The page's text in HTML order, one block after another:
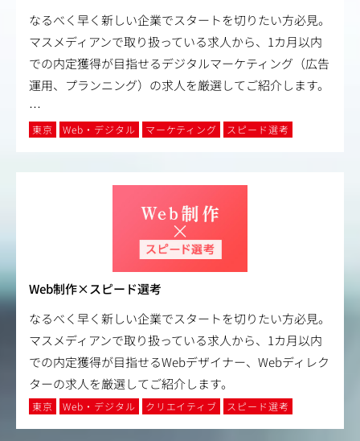
なるべく早く新しい企業でスタートを切りたい方必見。
マスメディアンで取り扱っている求人から、1カ月以内
での内定獲得が目指せるデジタルマーケティング（広告
運用、プランニング）の求人を厳選してご紹介します。
…
東京 Web・デジタル マーケティング スピード選考
Web制作×スピード選考
なるべく早く新しい企業でスタートを切りたい方必見。
マスメディアンで取り扱っている求人から、1カ月以内
での内定獲得が目指せるWebデザイナー、Webディレク
ターの求人を厳選してご紹介します。
東京 Web・デジタル クリエイティブ スピード選考